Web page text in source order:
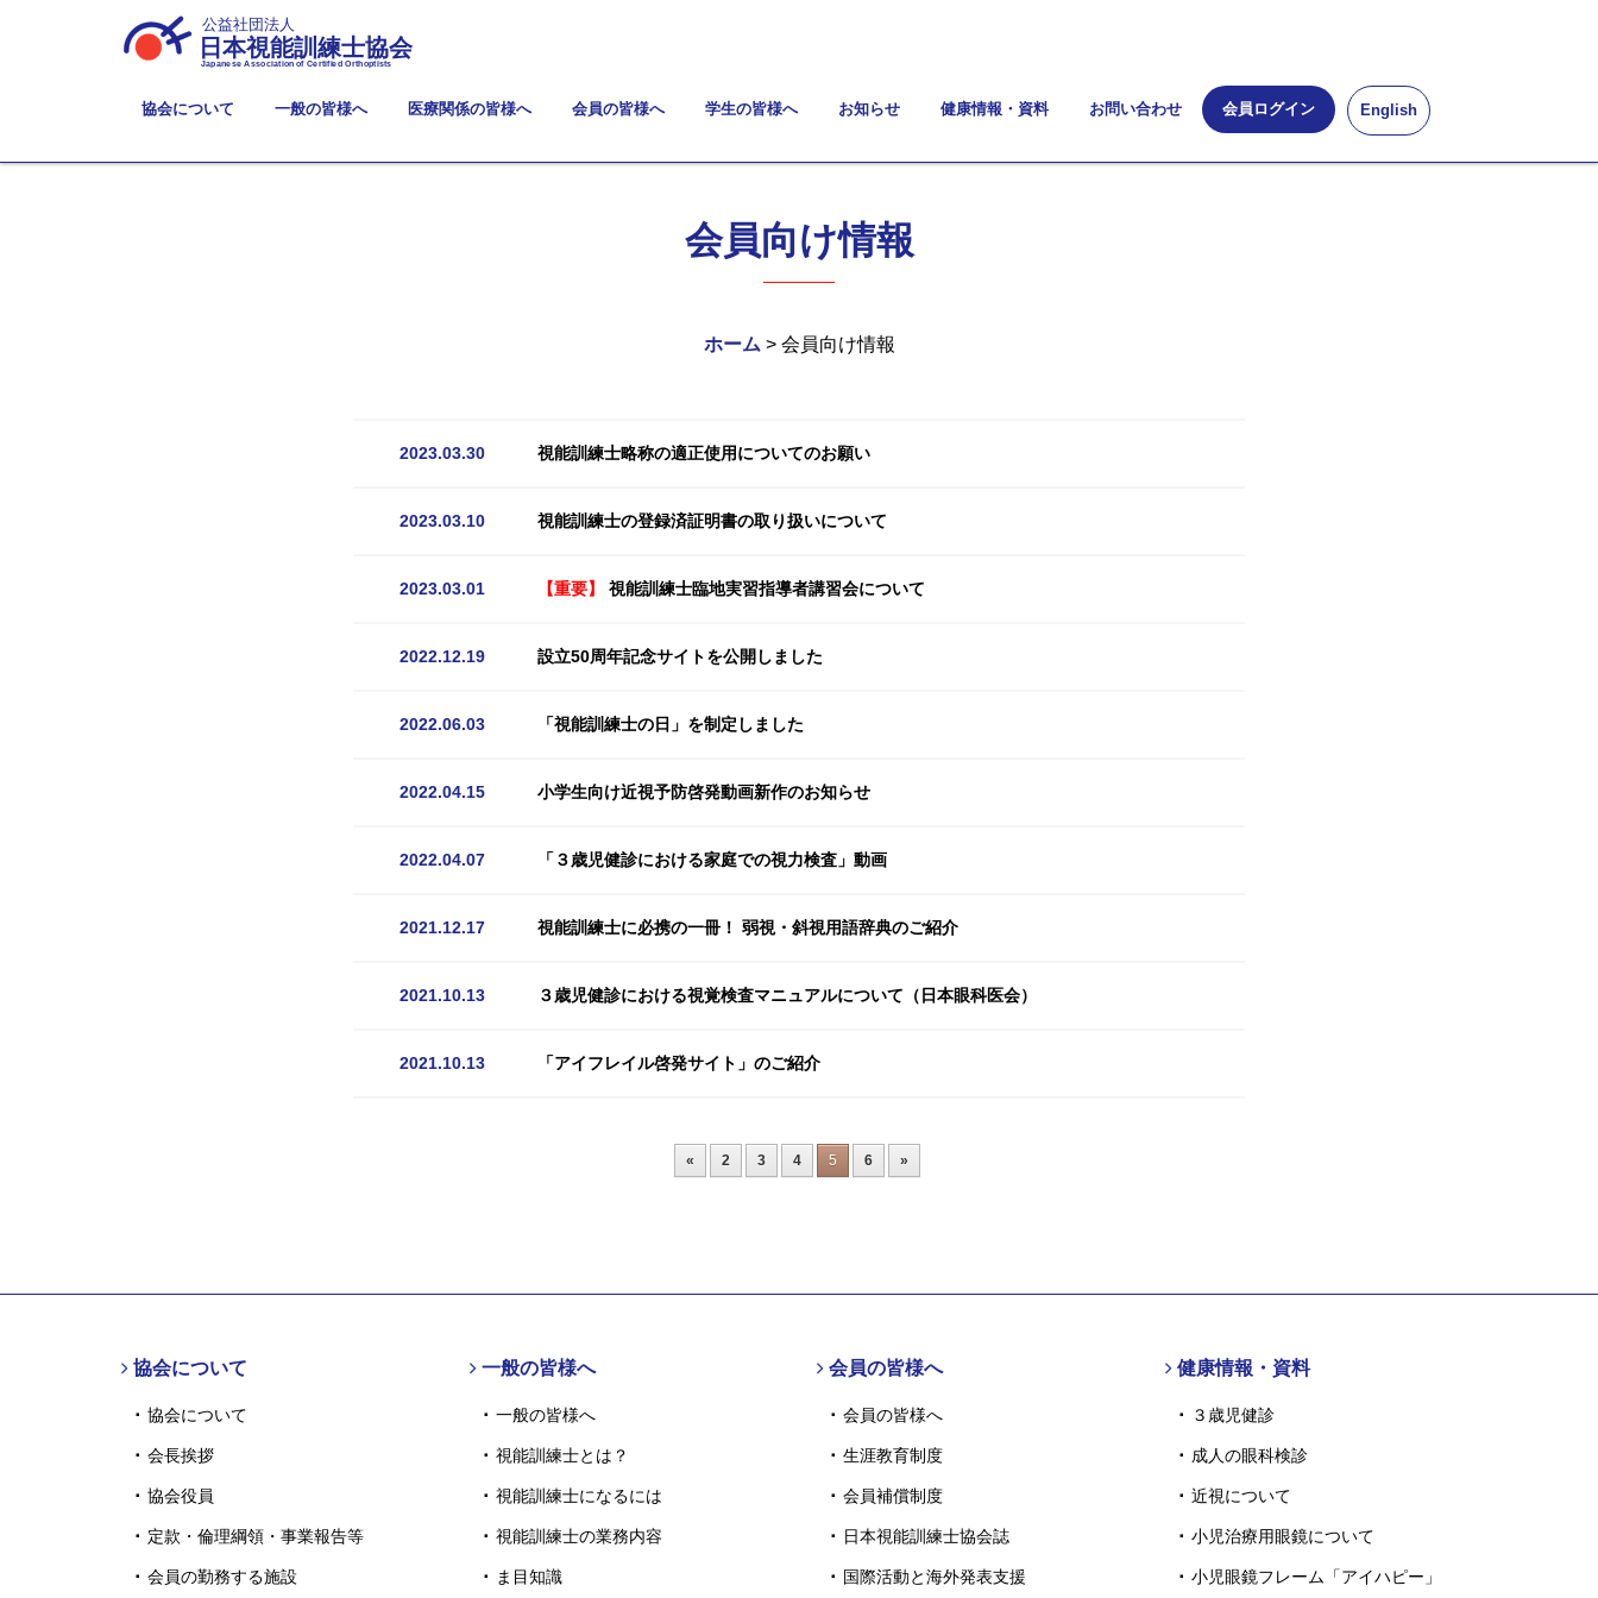
公益社団法人
日本視能訓練士協会
Japanese Association of Certified Orthoptists
協会について 一般の皆様へ 医療関係の皆様へ 会員の皆様へ 学生の皆様へ お知らせ 健康情報・資料 お問い合わせ 会員ログイン English
会員向け情報
ホーム > 会員向け情報
2023.03.30 視能訓練士略称の適正使用についてのお願い
2023.03.10 視能訓練士の登録済証明書の取り扱いについて
2023.03.01 【重要】 視能訓練士臨地実習指導者講習会について
2022.12.19 設立50周年記念サイトを公開しました
2022.06.03 「視能訓練士の日」を制定しました
2022.04.15 小学生向け近視予防啓発動画新作のお知らせ
2022.04.07 「３歳児健診における家庭での視力検査」動画
2021.12.17 視能訓練士に必携の一冊！ 弱視・斜視用語辞典のご紹介
2021.10.13 ３歳児健診における視覚検査マニュアルについて（日本眼科医会）
2021.10.13 「アイフレイル啓発サイト」のご紹介
« 2 3 4 5 6 »
協会について
協会について
会長挨拶
協会役員
定款・倫理綱領・事業報告等
会員の勤務する施設
一般の皆様へ
一般の皆様へ
視能訓練士とは？
視能訓練士になるには
視能訓練士の業務内容
ま目知識
会員の皆様へ
会員の皆様へ
生涯教育制度
会員補償制度
日本視能訓練士協会誌
国際活動と海外発表支援
健康情報・資料
３歳児健診
成人の眼科検診
近視について
小児治療用眼鏡について
小児眼鏡フレーム「アイハピー」